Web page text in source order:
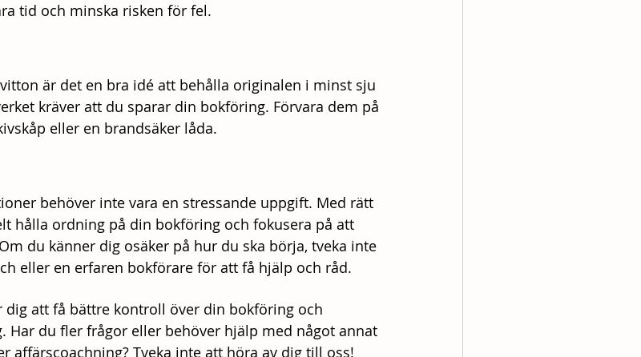
tid och minska risken för fel.
är det en bra idé att behålla originalen i minst sju
kräver att du sparar din bokföring. Förvara dem på
eller en brandsäker låda.
behöver inte vara en stressande uppgift. Med rätt
hålla ordning på din bokföring och fokusera på att
du känner dig osäker på hur du ska börja, tveka inte
eller en erfaren bokförare för att få hjälp och råd.
dig att få bättre kontroll över din bokföring och
Har du fler frågor eller behöver hjälp med något annat
affärscoachning? Tveka inte att höra av dig till oss!